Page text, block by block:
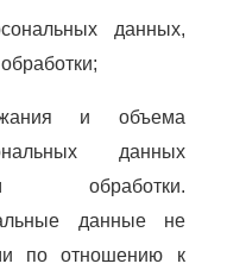
данных,
и объема
данных
обработки.
данные не
по отношению к